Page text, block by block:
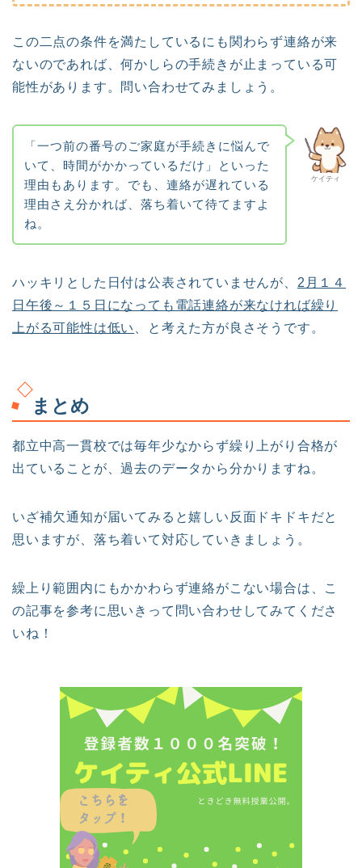
この二点の条件を満たしているにも関わらず連絡が来
ないのであれば、何かしらの手続きが止まっている可
能性があります。問い合わせてみましょう。
ケイティ
「一つ前の番号のご家庭が手続きに悩んで
いて、時間がかかっているだけ」といった
理由もあります。でも、連絡が遅れている
理由さえ分かれば、落ち着いて待てますよ
ね。
ハッキリとした日付は公表されていませんが、 2月１４
日午後～１５日になっても電話連絡が来なければ繰り
上がる可能性は低い
、と考えた方が良さそうです。
まとめ
都立中高一貫校では毎年少なからず繰り上がり合格が
出ていることが、過去のデータから分かりますね。
いざ補欠通知が届いてみると嬉しい反面ドキドキだと
思いますが、落ち着いて対応していきましょう。
繰上り範囲内にもかかわらず連絡がこない場合は、こ
の記事を参考に思いきって問い合わせしてみてくださ
いね！